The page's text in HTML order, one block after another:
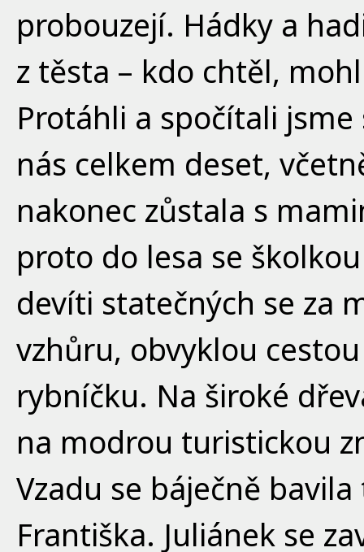
probouzejí. Hádky a
z těsta – kdo chtěl,
Protáhli a spočítali
nás celkem deset,
nakonec zůstala s
proto do lesa se
devíti statečných se za
vzhůru, obvyklou
rybníčku. Na široké
na modrou turistickou
Vzadu se báječně
Františka. Juliánek se